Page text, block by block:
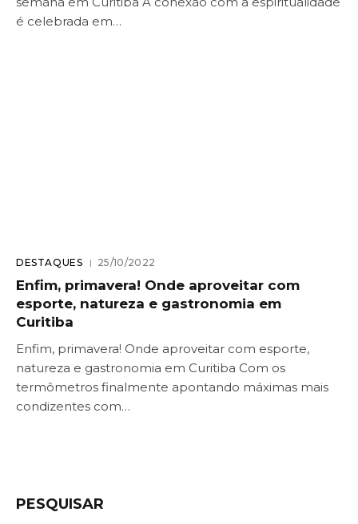
é celebrada em…
DESTAQUES 25/10/2022
Enfim, primavera! Onde aproveitar com
esporte, natureza e gastronomia em
Curitiba
Enfim, primavera! Onde aproveitar com esporte,
natureza e gastronomia em Curitiba Com os
termômetros finalmente apontando máximas mais
condizentes com…
PESQUISAR